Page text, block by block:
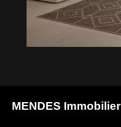
MENDES Immobilier